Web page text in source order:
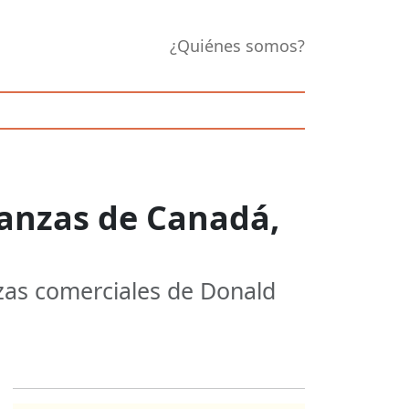
¿Quiénes somos?
de Canadá,
comerciales de Donald